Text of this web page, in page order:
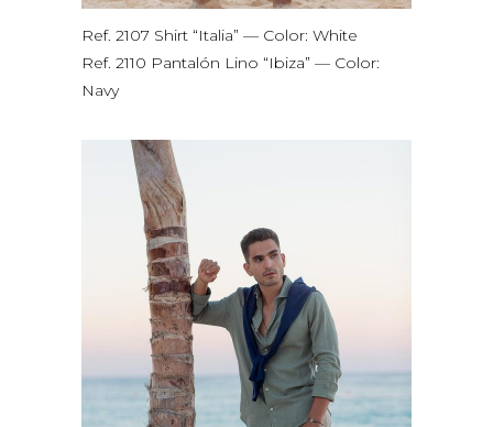
Ref. 2107 Shirt “Italia” — Color: White
Ref. 2110 Pantalón Lino “Ibiza” — Color:
Navy